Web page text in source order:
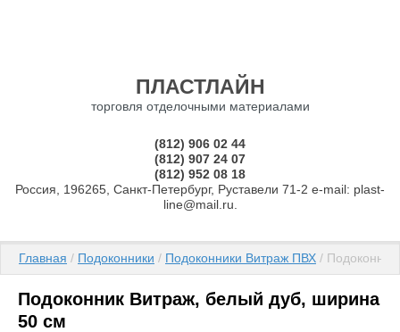
ПЛАСТЛАЙН
торговля отделочными материалами
(812) 906 02 44
(812) 907 24 07
(812) 952 08 18
Россия, 196265, Санкт-Петербург, Руставели 71-2 e-mail: plast-
line@mail.ru.
Главная / Подоконники / Подоконники Витраж ПВХ /
Подоконник Витраж, белый дуб, ширина
50 см